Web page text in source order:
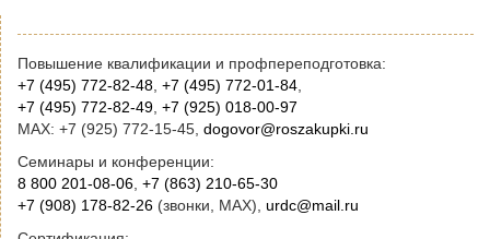
Повышение квалификации и профпереподготовка:
+7 (495) 772-82-48, +7 (495) 772-01-84,
+7 (495) 772-82-49, +7 (925) 018-00-97
MAX: +7 (925) 772-15-45, dogovor@roszakupki.ru
Семинары и конференции:
8 800 201-08-06, +7 (863) 210-65-30
+7 (908) 178-82-26 (звонки, MAX), urdc@mail.ru